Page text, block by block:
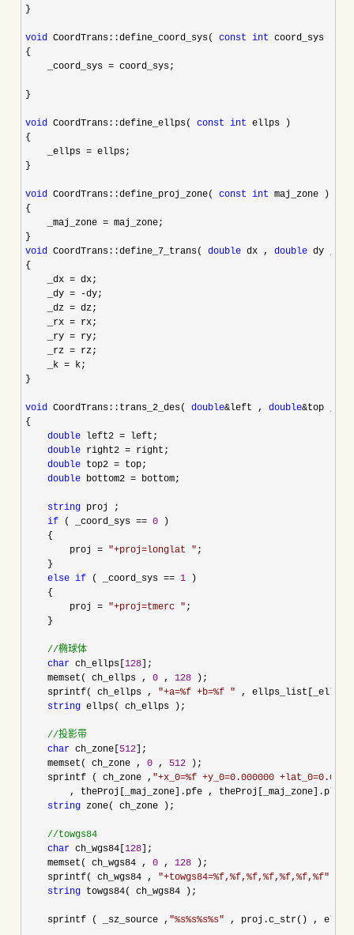
}
void CoordTrans::define_coord_sys( const int coord_sys )
{
    _coord_sys
= coord_sys;
}
void CoordTrans::define_ellps( const int ellps )
{
    _ellps
= ellps;
}
void CoordTrans::define_proj_zone( const int maj_zone )
{
    _maj_zone
= maj_zone;
void CoordTrans::define_7_trans( double dx , double dy ,
{
    _dx
= dx;
    _dy
= -dy;
    _dz
= dz;
    _rx
= rx;
    _ry
= ry;
    _rz
= rz;
    _k
= k;
}
void CoordTrans::trans_2_des( double&left , double&top ,
{
double left2 = left;
double right2 = right;
double top2 = top;
double bottom2 = bottom;
string proj ;
if ( _coord_sys == 0 )
    {
        proj
= "+proj=longlat " ;
    }
else if ( _coord_sys == 1 )
    {
        proj
= "+proj=tmerc " ;
    }
//椭球体
char ch_ellps[128 ];
    memset( ch_ellps ,
0 , 128 );
    sprintf( ch_ellps ,
"+a=%f +b=%f " ,
string ellps( ch_ellps );
//投影带
char ch_zone[ 512 ];
    memset( ch_zone ,
0 , 512 );
    sprintf ( ch_zone ,
"+x_0=%f +y_0=0.000000
        , theProj[_maj_zone].pfe , theProj[_maj_zone].pl );
string zone( ch_zone );
//towgs84
char ch_wgs84[128 ];
    memset( ch_wgs84 ,
0 , 128 );
    sprintf( ch_wgs84 ,
"+towgs84=%f,%f,%f,%f,%f,%f,%f"
string towgs84( ch_wgs84 );
    sprintf ( _sz_source ,
"%s%s%s%s" , proj.c_str() ,